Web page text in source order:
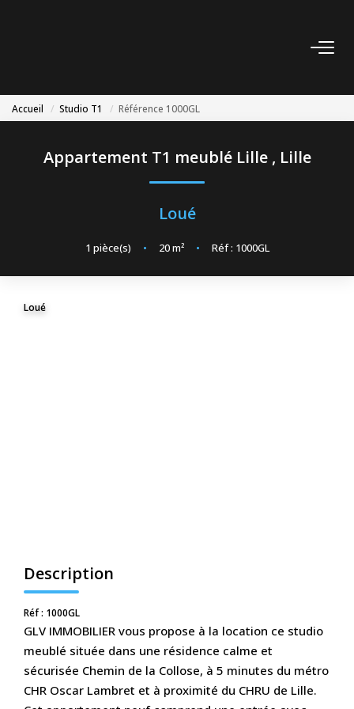
LOCATION
SYNDIC
Accueil Studio T1 Référence 1000GL
Appartement T1 meublé Lille , Lille
Loué
1 pièce(s) • 20m² • Réf : 1000GL
Loué
Description
Réf : 1000GL
GLV IMMOBILIER vous propose à la location ce studio
meublé située dans une résidence calme et
sécurisée Chemin de la Collose, à 5 minutes du métro
CHR Oscar Lambret et à proximité du CHRU de Lille.